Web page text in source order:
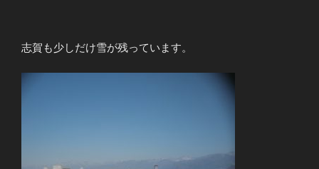
志賀も少しだけ雪が残っています。